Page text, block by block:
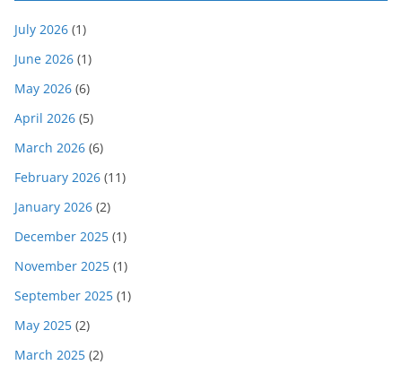
July 2026 (1)
June 2026 (1)
May 2026 (6)
April 2026 (5)
March 2026 (6)
February 2026 (11)
January 2026 (2)
December 2025 (1)
November 2025 (1)
September 2025 (1)
May 2025 (2)
March 2025 (2)